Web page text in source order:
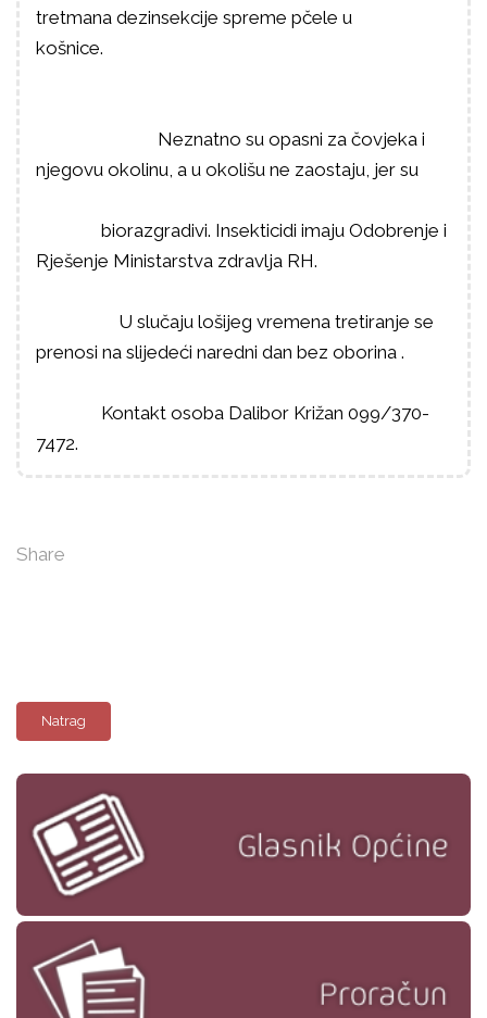
tretmana dezinsekcije spreme pčele u
košnice.
Neznatno su opasni za čovjeka i
njegovu okolinu, a u okolišu ne zaostaju, jer su
biorazgradivi. Insekticidi imaju Odobrenje i
Rješenje Ministarstva zdravlja RH.
U slučaju lošijeg vremena tretiranje se
prenosi na slijedeći naredni dan bez oborina .
Kontakt osoba Dalibor Križan 099/370-
7472.
Share
Natrag